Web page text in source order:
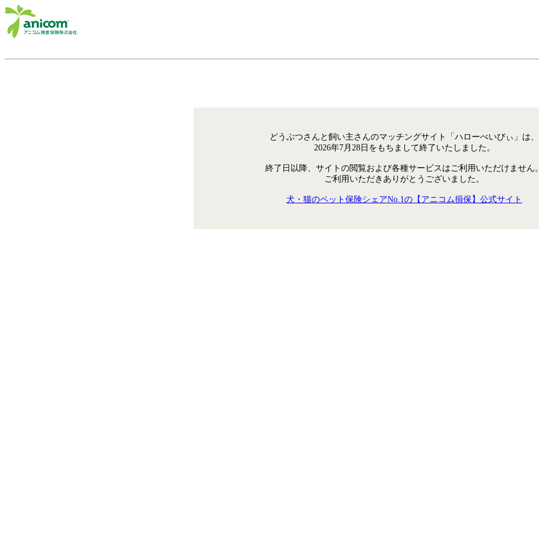
どうぶつさんと飼い主さんのマッチングサイト「ハローべいびぃ」は、
2026年7月28日をもちまして終了いたしました。
終了日以降、サイトの閲覧および各種サービスはご利用いただけません
ご利用いただきありがとうございました。
犬・猫のペット保険シェアNo.1の【アニコム損保】公式サイト